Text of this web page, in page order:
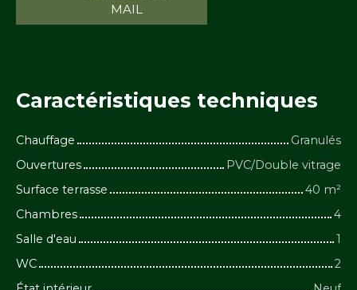
MAIL
Caractéristiques techniques
Chauffage
Granulés
Ouvertures
PVC/Double vitrage
Surface terrasse
40 m²
Chambres
4
Salle d'eau
1
WC
2